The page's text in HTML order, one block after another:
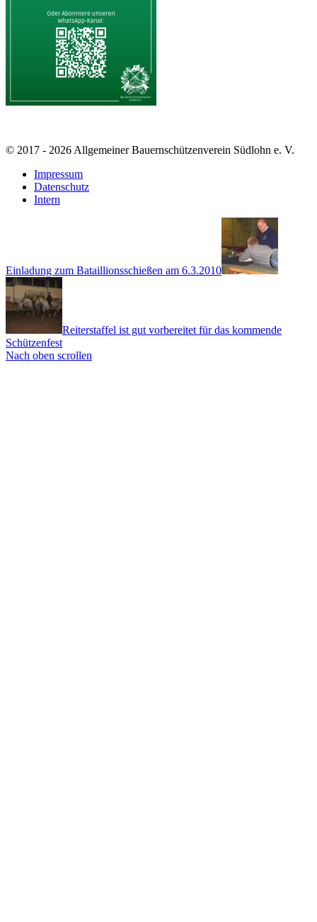
© 2017 - 2026 Allgemeiner Bauernschützenverein Südlohn e. V.
Impressum
Datenschutz
Intern
Einladung zum Bataillionsschießen am 6.3.2010
Reiterstaffel ist gut vorbereitet für das kommende
Schützenfest
Nach oben scrollen